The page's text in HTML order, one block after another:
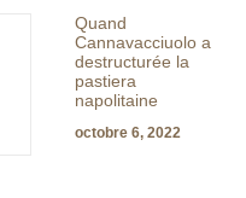
Quand
Cannavacciuolo a
destructurée la
pastiera
napolitaine
octobre 6, 2022